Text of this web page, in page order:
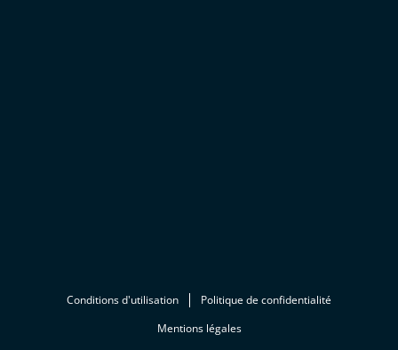
Conditions d'utilisation
Politique de confidentialité
Mentions légales